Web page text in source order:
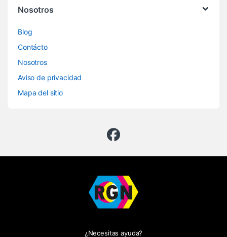
Nosotros
Blog
Contácto
Nosotros
Aviso de privacidad
Mapa del sitio
¿Necesitas ayuda?